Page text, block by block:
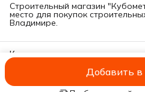
Добавить в
Строительный магазин
место для покупок
Владимире.
Контакты
Г. Владимир, ул. Куйбышева,
Иван
ИП Савельева А.В.Оплата